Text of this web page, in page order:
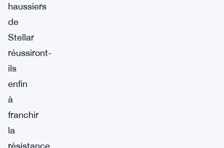
haussiers
de
Stellar
réussiront-
ils
enfin
à
franchir
la
résistance